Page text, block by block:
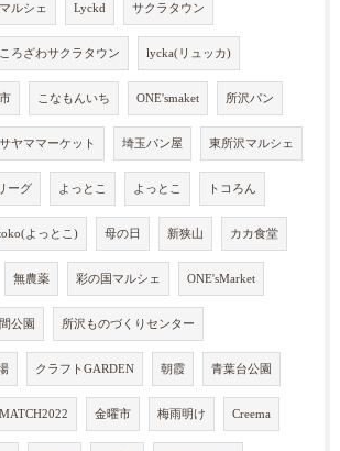
ルシェ Lyckd サクラタウン
ろざわサクラタウン lycka(リュッカ)
こなもんいち ONE'smaket 所沢パン
ヤママーケット 埼玉パン屋 東所沢マルシェ
ーグ よっとこ よっとこ トコろん
よっとこ) 母の日 新狭山 カカ食堂
無農薬 彩の国マルシェ ONE'sMarket
公園 所沢ものづくりセンター
クラフトGARDEN 朝霞 青葉台公園
金曜市 梅雨明け Creema